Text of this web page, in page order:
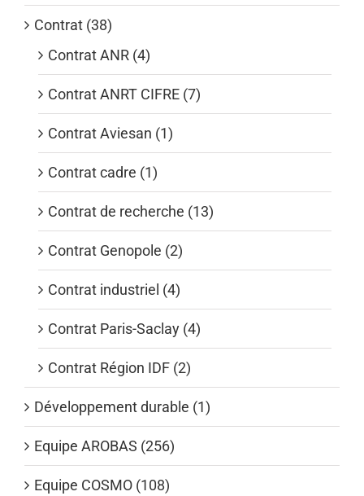
Contrat (38)
Contrat ANR (4)
Contrat ANRT CIFRE (7)
Contrat Aviesan (1)
Contrat cadre (1)
Contrat de recherche (13)
Contrat Genopole (2)
Contrat industriel (4)
Contrat Paris-Saclay (4)
Contrat Région IDF (2)
Développement durable (1)
Equipe AROBAS (256)
Equipe COSMO (108)